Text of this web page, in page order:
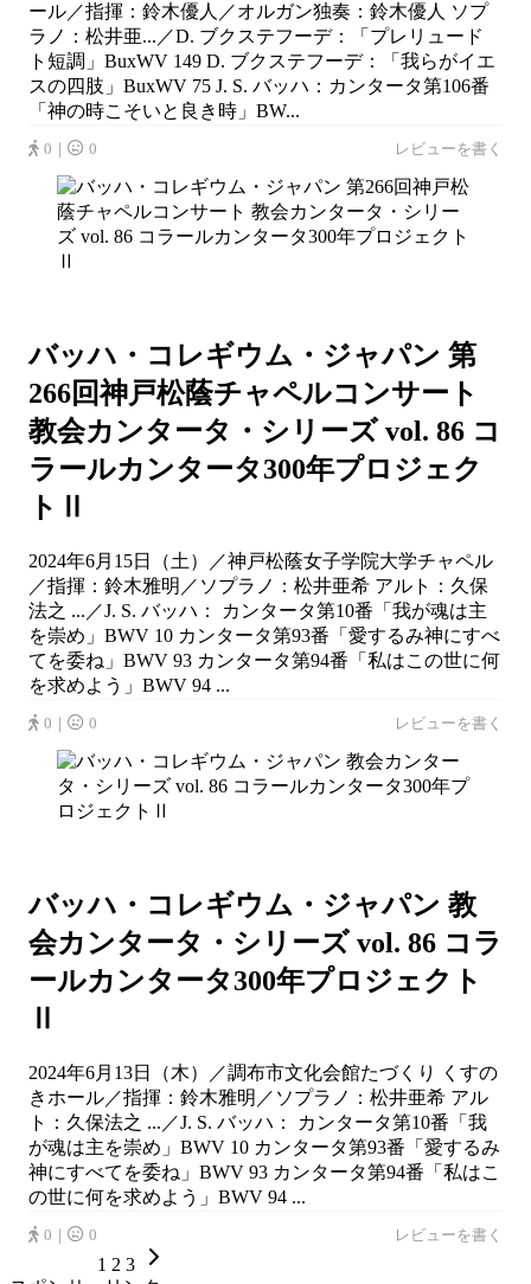
ール／指揮：鈴木優人／オルガン独奏：鈴木優人 ソプ
ラノ：松井亜...／D. ブクステフーデ：「プレリュード
ト短調」BuxWV 149 D. ブクステフーデ：「我らがイエ
スの四肢」BuxWV 75 J. S. バッハ：カンタータ第106番
「神の時こそいと良き時」BW...
0｜ 0 レビューを書く
バッハ・コレギウム・ジャパン 第
266回神戸松蔭チャペルコンサート
教会カンタータ・シリーズ vol. 86 コ
ラールカンタータ300年プロジェク
トⅡ
2024年6月15日（土）／神戸松蔭女子学院大学チャペル
／指揮：鈴木雅明／ソプラノ：松井亜希 アルト：久保
法之 ...／J. S. バッハ： カンタータ第10番「我が魂は主
を崇め」BWV 10 カンタータ第93番「愛するみ神にすべ
てを委ね」BWV 93 カンタータ第94番「私はこの世に何
を求めよう」BWV 94 ...
0｜ 0 レビューを書く
バッハ・コレギウム・ジャパン 教
会カンタータ・シリーズ vol. 86 コラ
ールカンタータ300年プロジェクト
2024年6月13日（木）／調布市文化会館たづくり くすの
きホール／指揮：鈴木雅明／ソプラノ：松井亜希 アル
ト：久保法之 ...／J. S. バッハ： カンタータ第10番「我
が魂は主を崇め」BWV 10 カンタータ第93番「愛するみ
神にすべてを委ね」BWV 93 カンタータ第94番「私はこ
の世に何を求めよう」BWV 94 ...
0｜ 0 レビューを書く
1 2 3